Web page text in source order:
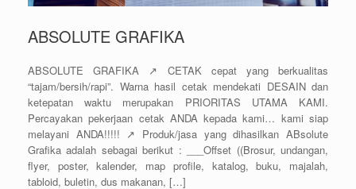
ABSOLUTE GRAFIKA
ABSOLUTE GRAFIKA ↗️ CETAK cepat yang berkualitas
“tajam/bersih/rapi”. Warna hasil cetak mendekati DESAIN dan
ketepatan waktu merupakan PRIORITAS UTAMA KAMI.
Percayakan pekerjaan cetak ANDA kepada kami… kami siap
melayani ANDA!!!!! ↗️ Produk/jasa yang dihasilkan ABsolute
Grafika adalah sebagai berikut : ___Offset ((Brosur, undangan,
flyer, poster, kalender, map profile, katalog, buku, majalah,
tabloid, buletin, dus makanan, […]